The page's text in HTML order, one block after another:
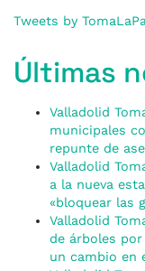
Tweets by
Últimas
Valladolid
municipales
repunte de
Valladolid
a la nueva
«bloquear las
Valladolid
de árboles
un cambio en